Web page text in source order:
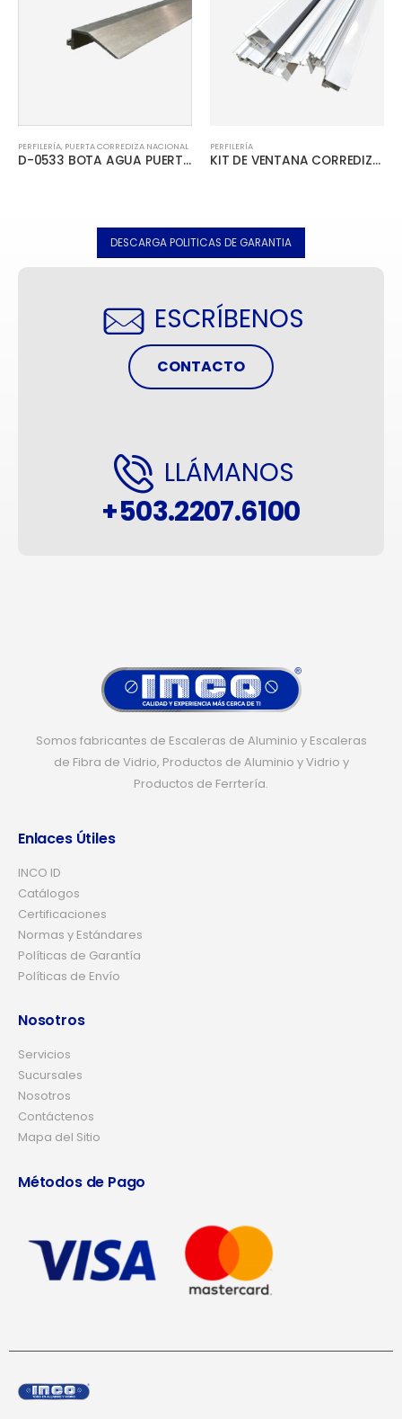
PERFILERÍA, PUERTA CORREDIZA NACIONAL
D-0533 BOTA AGUA PUERTA CORREDIZA
PERFILERÍA
KIT DE VENTANA CORREDIZA ESTANDAR
DESCARGA POLITICAS DE GARANTIA
ESCRÍBENOS
CONTACTO
LLÁMANOS
+503.2207.6100
Somos fabricantes de Escaleras de Aluminio y Escaleras
de Fibra de Vidrio, Productos de Aluminio y Vidrio y
Productos de Ferrtería.
Enlaces Útiles
INCO ID
Catálogos
Certificaciones
Normas y Estándares
Políticas de Garantía
Políticas de Envío
Nosotros
Servicios
Sucursales
Nosotros
Contáctenos
Mapa del Sitio
Métodos de Pago